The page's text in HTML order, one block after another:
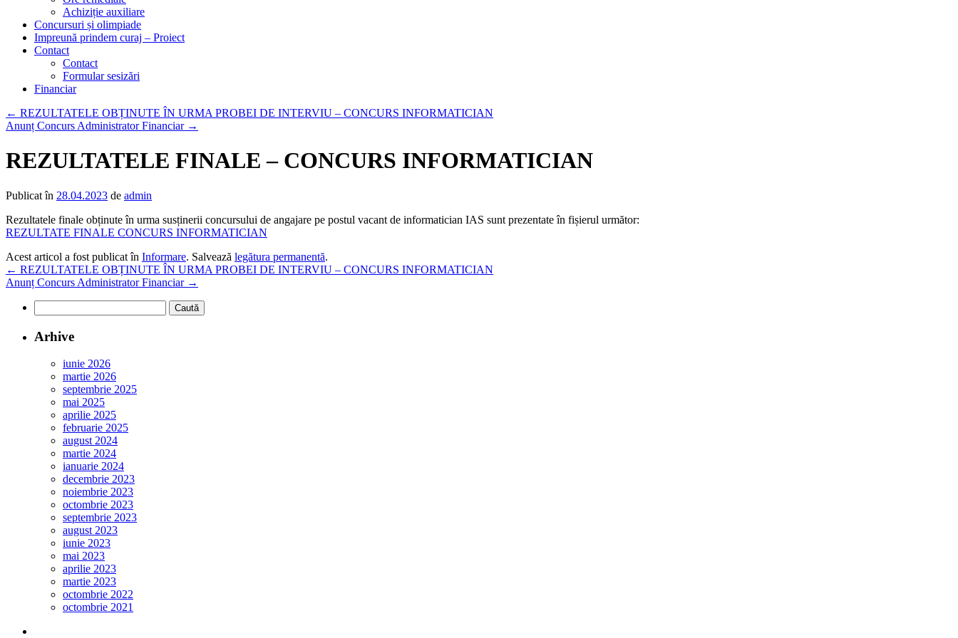
Achiziție auxiliare
Concursuri și olimpiade
Impreună prindem curaj – Proiect
Contact
Contact
Formular sesizări
Financiar
← REZULTATELE OBȚINUTE ÎN URMA PROBEI DE INTERVIU – CONCURS INFORMATICIAN
Anunț Concurs Administrator Financiar →
REZULTATELE FINALE – CONCURS INFORMATICIAN
Publicat în 28.04.2023 de admin
Rezultatele finale obținute în urma susținerii concursului de angajare pe postul vacant de informatician IAS sunt prezentate în fișierul următor:
REZULTATE FINALE CONCURS INFORMATICIAN
Acest articol a fost publicat în Informare. Salvează legătura permanentă.
← REZULTATELE OBȚINUTE ÎN URMA PROBEI DE INTERVIU – CONCURS INFORMATICIAN
Anunț Concurs Administrator Financiar →
Arhive
iunie 2026
martie 2026
septembrie 2025
mai 2025
aprilie 2025
februarie 2025
august 2024
martie 2024
ianuarie 2024
decembrie 2023
noiembrie 2023
octombrie 2023
septembrie 2023
august 2023
iunie 2023
mai 2023
aprilie 2023
martie 2023
octombrie 2022
octombrie 2021